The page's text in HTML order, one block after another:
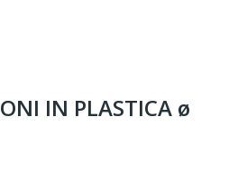
IN PLASTICA ø